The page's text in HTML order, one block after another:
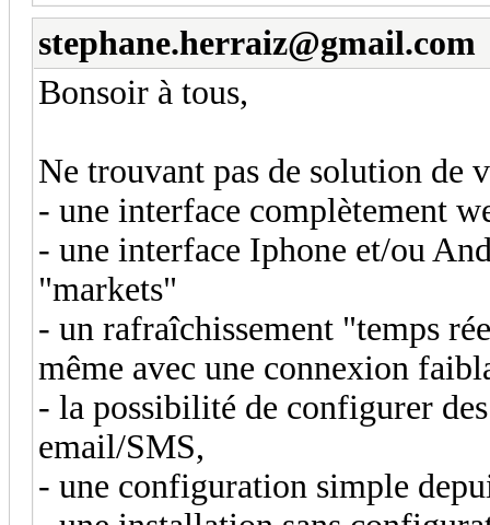
stephane.herraiz@gmail.com
Bonsoir à tous,
Ne trouvant pas de solution de
- une interface complètement
- une interface Iphone et/ou
"markets"
- un rafraîchissement "temps
même avec une connexion
- la possibilité de configurer
email/SMS,
- une configuration simple